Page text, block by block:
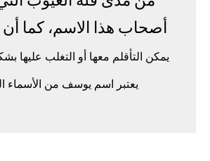
أصحاب هذا الاسم، كما
يمكن التأقلم معها أو التغلب عليها
يعتبر اسم يوسف من الأسماء